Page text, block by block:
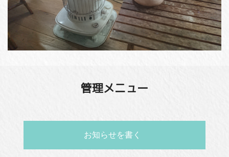
管理メニュー
お知らせを書く